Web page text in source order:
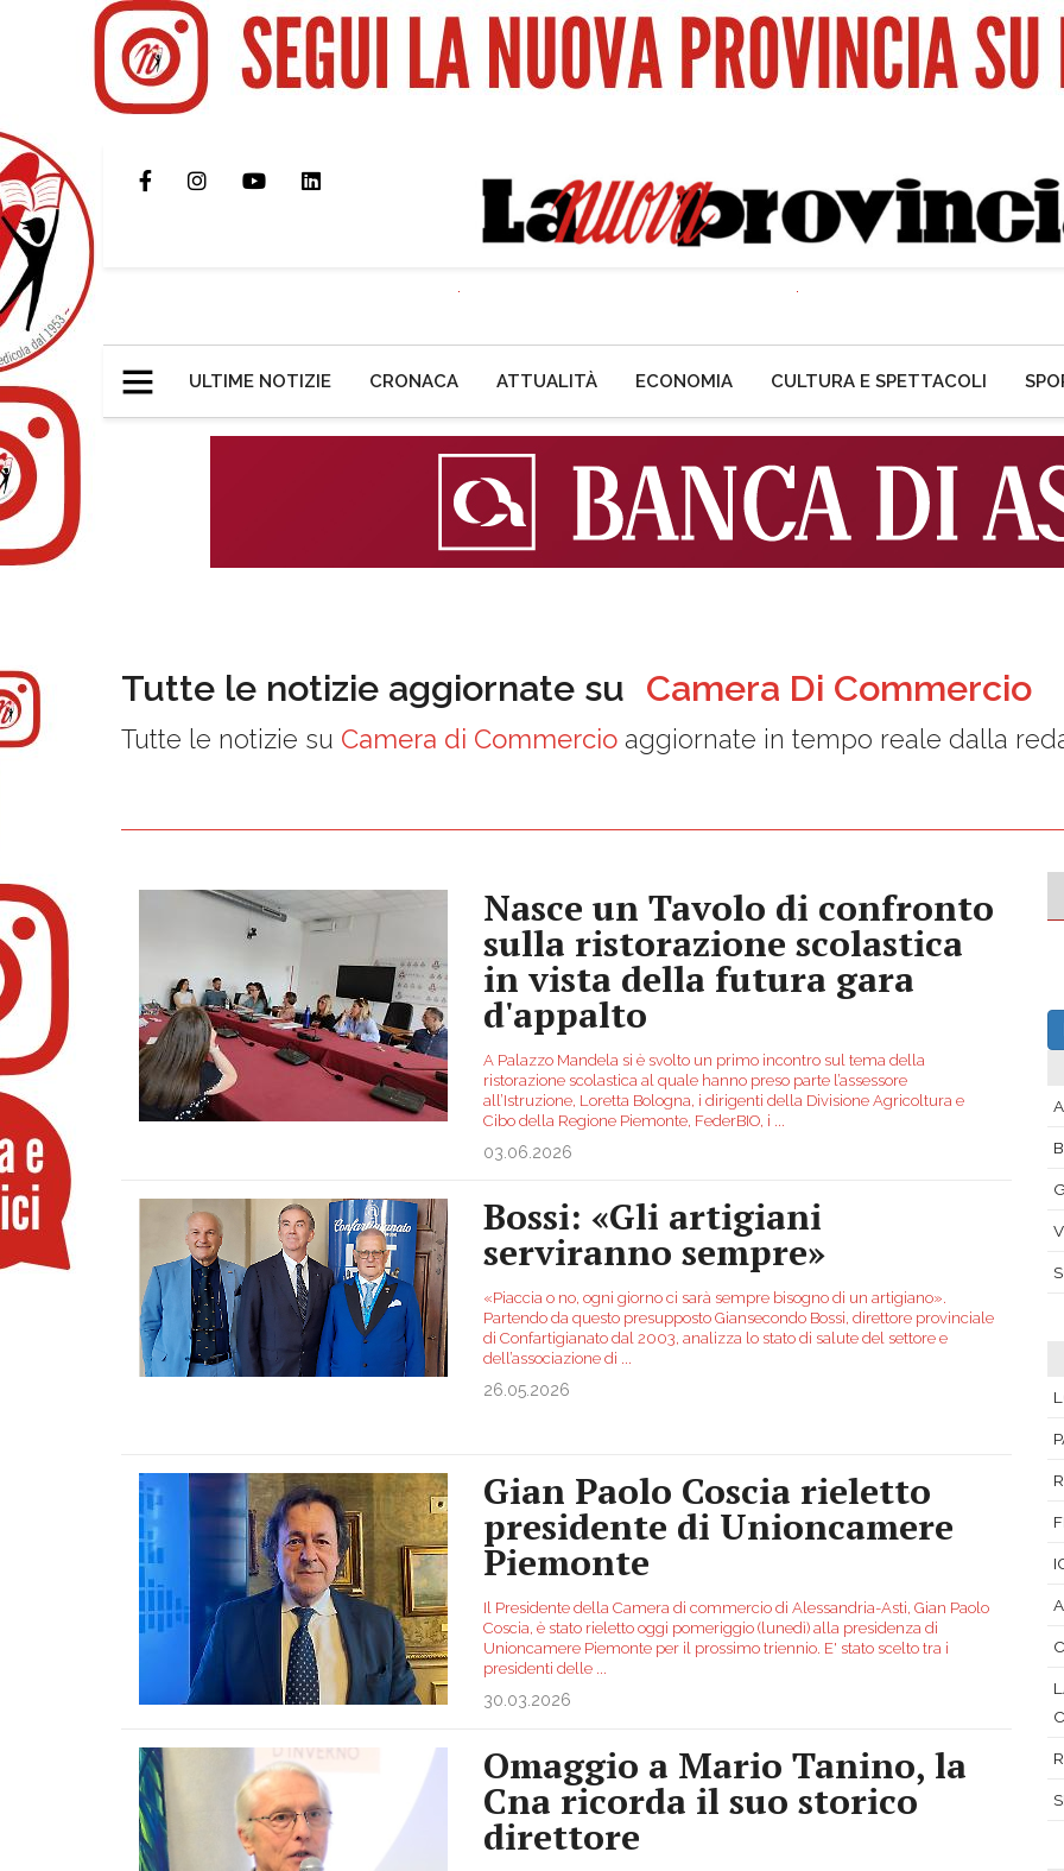
ULTIME NOTIZIE CRONACA ATTUALITÀ ECONOMIA CULTURA E SPETTACOLI
Tutte le notizie aggiornate su Camera Di Commercio
Tutte le notizie su Camera di Commercio aggiornate in tempo reale dalla
Nasce un Tavolo di confronto
sulla ristorazione scolastica
in vista della futura gara
d'appalto
A Palazzo Mandela si è svolto un primo incontro sul tema della
ristorazione scolastica al quale hanno preso parte l’assessore
all’Istruzione, Loretta Bologna, i dirigenti della Divisione Agricoltura e
Cibo della Regione Piemonte, FederBIO, i
03.06.2026
Bossi: «Gli artigiani
serviranno sempre»
«Piaccia o no, ogni giorno ci sarà sempre bisogno di un artigiano».
Partendo da questo presupposto Giansecondo Bossi, direttore provinciale
di Confartigianato dal 2003, analizza lo stato di salute del settore e
dell’associazione di
26.05.2026
Gian Paolo Coscia rieletto
presidente di Unioncamere
Piemonte
Il Presidente della Camera di commercio di Alessandria-Asti, Gian Paolo
Coscia, è stato rieletto oggi pomeriggio (lunedì) alla presidenza di
Unioncamere Piemonte per il prossimo triennio. E' stato scelto tra i
presidenti delle
30.03.2026
Omaggio a Mario Tanino, la
Cna ricorda il suo storico
direttore